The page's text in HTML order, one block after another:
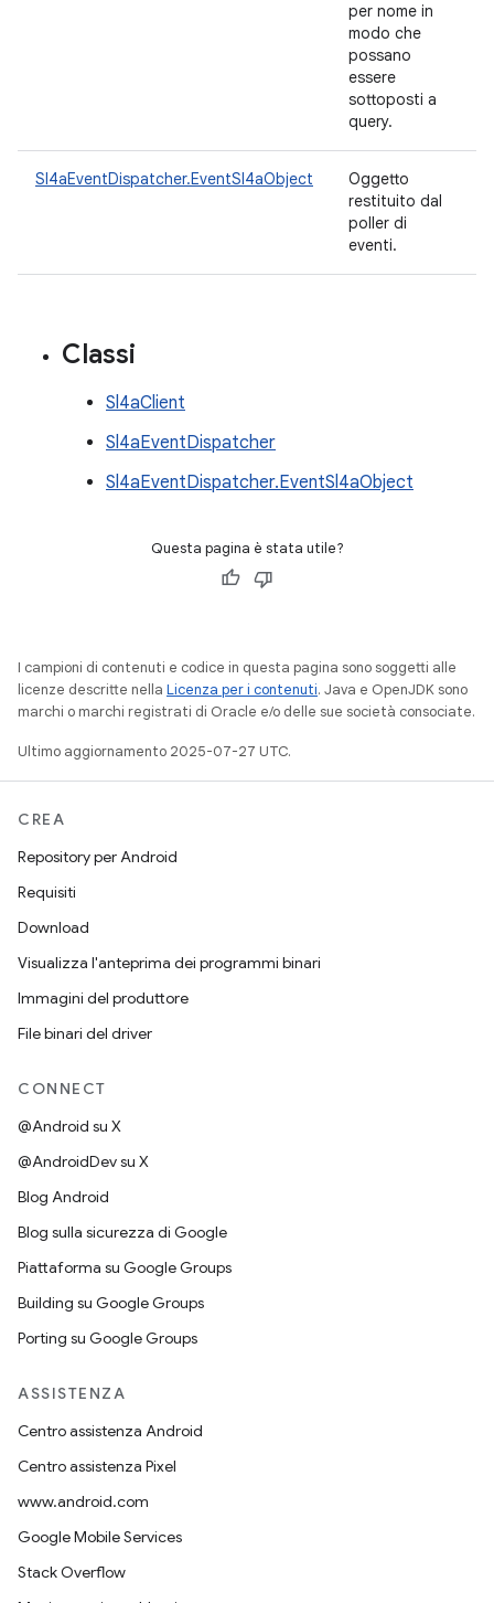
per nome in
modo che
possano
essere
sottoposti a
query.
Sl4aEventDispatcher.EventSl4aObject
Oggetto
restituito dal
poller di
eventi.
Classi
Sl4aClient
Sl4aEventDispatcher
Sl4aEventDispatcher.EventSl4aObject
Questa pagina è stata utile?
I campioni di contenuti e codice in questa pagina sono soggetti alle
licenze descritte nella Licenza per i contenuti. Java e OpenJDK sono
marchi o marchi registrati di Oracle e/o delle sue società consociate.
Ultimo aggiornamento 2025-07-27 UTC.
CREA
Repository per Android
Requisiti
Download
Visualizza l'anteprima dei programmi binari
Immagini del produttore
File binari del driver
CONNECT
@Android su X
@AndroidDev su X
Blog Android
Blog sulla sicurezza di Google
Piattaforma su Google Groups
Building su Google Groups
Porting su Google Groups
ASSISTENZA
Centro assistenza Android
Centro assistenza Pixel
www.android.com
Google Mobile Services
Stack Overflow